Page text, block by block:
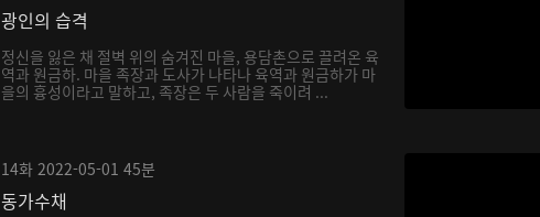
광인의 습격
정신을 잃은 채 절벽 위의 숨겨진 마을, 용담촌으로 끌려온 육
역과 원금하. 마을 족장과 도사가 나타나 육역과 원금하가 마
을의 흉성이라고 말하고, 족장은 두 사람을 죽이려 ...
14화 2022-05-01 45분
동가수채